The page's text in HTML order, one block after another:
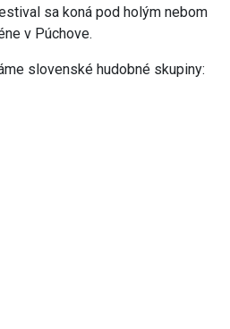
sa koná pod holým nebom
v Púchove.
slovenské hudobné skupiny: